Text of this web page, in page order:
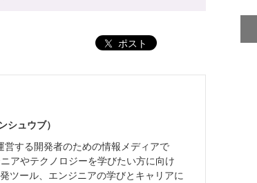
ポスト
ュウブ）
する開発者のための情報メディアで
アやテクノロジーを学びたい方に向け
ツール、エンジニアの学びとキャリアに